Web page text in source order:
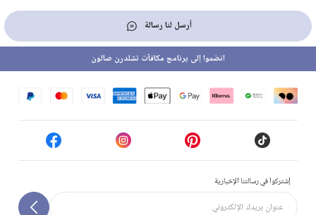
أرسل لنا رسالة
إشتركوا في رسالتنا الإخبارية
انضموا إلى برنامج مكافآت تشلدرن صالون